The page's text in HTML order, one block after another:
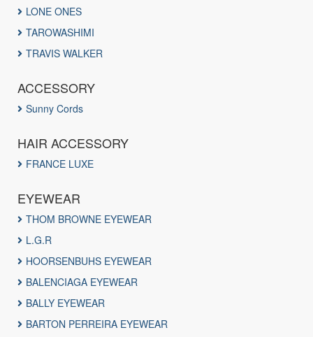
LONE ONES
TAROWASHIMI
TRAVIS WALKER
ACCESSORY
Sunny Cords
HAIR ACCESSORY
FRANCE LUXE
EYEWEAR
THOM BROWNE EYEWEAR
L.G.R
HOORSENBUHS EYEWEAR
BALENCIAGA EYEWEAR
BALLY EYEWEAR
BARTON PERREIRA EYEWEAR